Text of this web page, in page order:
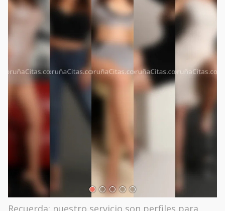
Recuerda: nuestro servicio son perfiles para